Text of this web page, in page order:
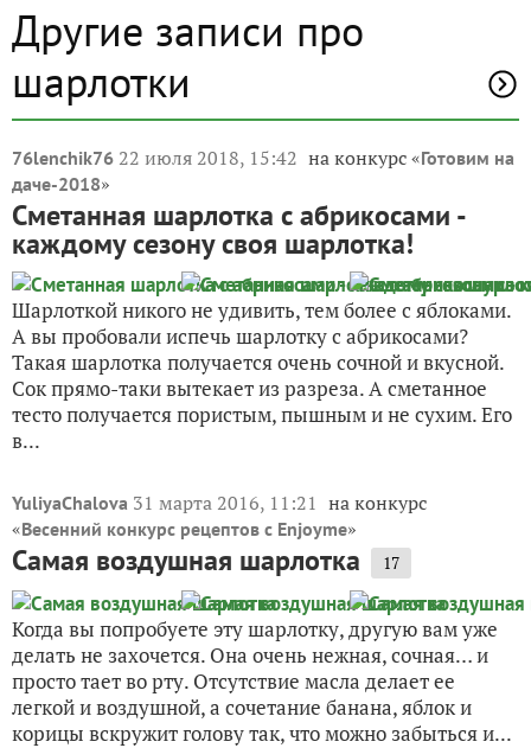
Другие записи про
шарлотки
76lenchik76 22 июля 2018, 15:42 на конкурс «Готовим на
даче-2018»
Сметанная шарлотка с абрикосами -
каждому сезону своя шарлотка!
Шарлоткой никого не удивить, тем более с яблоками.
А вы пробовали испечь шарлотку с абрикосами?
Такая шарлотка получается очень сочной и вкусной.
Сок прямо-таки вытекает из разреза. А сметанное
тесто получается пористым, пышным и не сухим. Его
в...
YuliyaChalova 31 марта 2016, 11:21 на конкурс
«Весенний конкурс рецептов с Enjoyme»
Самая воздушная шарлотка 17
Когда вы попробуете эту шарлотку, другую вам уже
делать не захочется. Она очень нежная, сочная… и
просто тает во рту. Отсутствие масла делает ее
легкой и воздушной, а сочетание банана, яблок и
корицы вскружит голову так, что можно забыться и...